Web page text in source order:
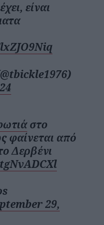
είναι
στο
φαίνεται από
Δερβένι
29,